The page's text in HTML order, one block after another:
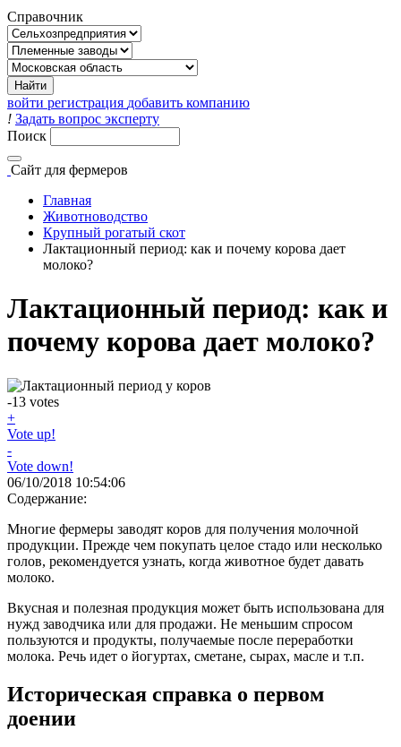
Справочник
войти регистрация добавить компанию
! Задать вопрос эксперту
Поиск
Сайт для фермеров
Главная
Животноводство
Крупный рогатый скот
Лактационный период: как и почему корова дает
молоко?
Лактационный период: как и
почему корова дает молоко?
-13 votes
+
Vote up!
-
Vote down!
06/10/2018 10:54:06
Содержание:
Многие фермеры заводят коров для получения молочной
продукции. Прежде чем покупать целое стадо или несколько
голов, рекомендуется узнать, когда животное будет давать
молоко.
Вкусная и полезная продукция может быть использована для
нужд заводчика или для продажи. Не меньшим спросом
пользуются и продукты, получаемые после переработки
молока. Речь идет о йогуртах, сметане, сырах, масле и т.п.
Историческая справка о первом
доении